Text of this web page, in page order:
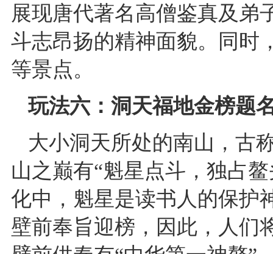
展现唐代著名高僧鉴真及弟
斗志昂扬的精神面貌。同时
等景点。
玩法六：洞天福地金榜题
大小洞天所处的南山，古
山之巅有“魁星点斗，独占
化中，魁星是读书人的保护
壁前奉旨迎榜，因此，人们